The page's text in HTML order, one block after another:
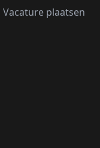
Vacature plaatsen